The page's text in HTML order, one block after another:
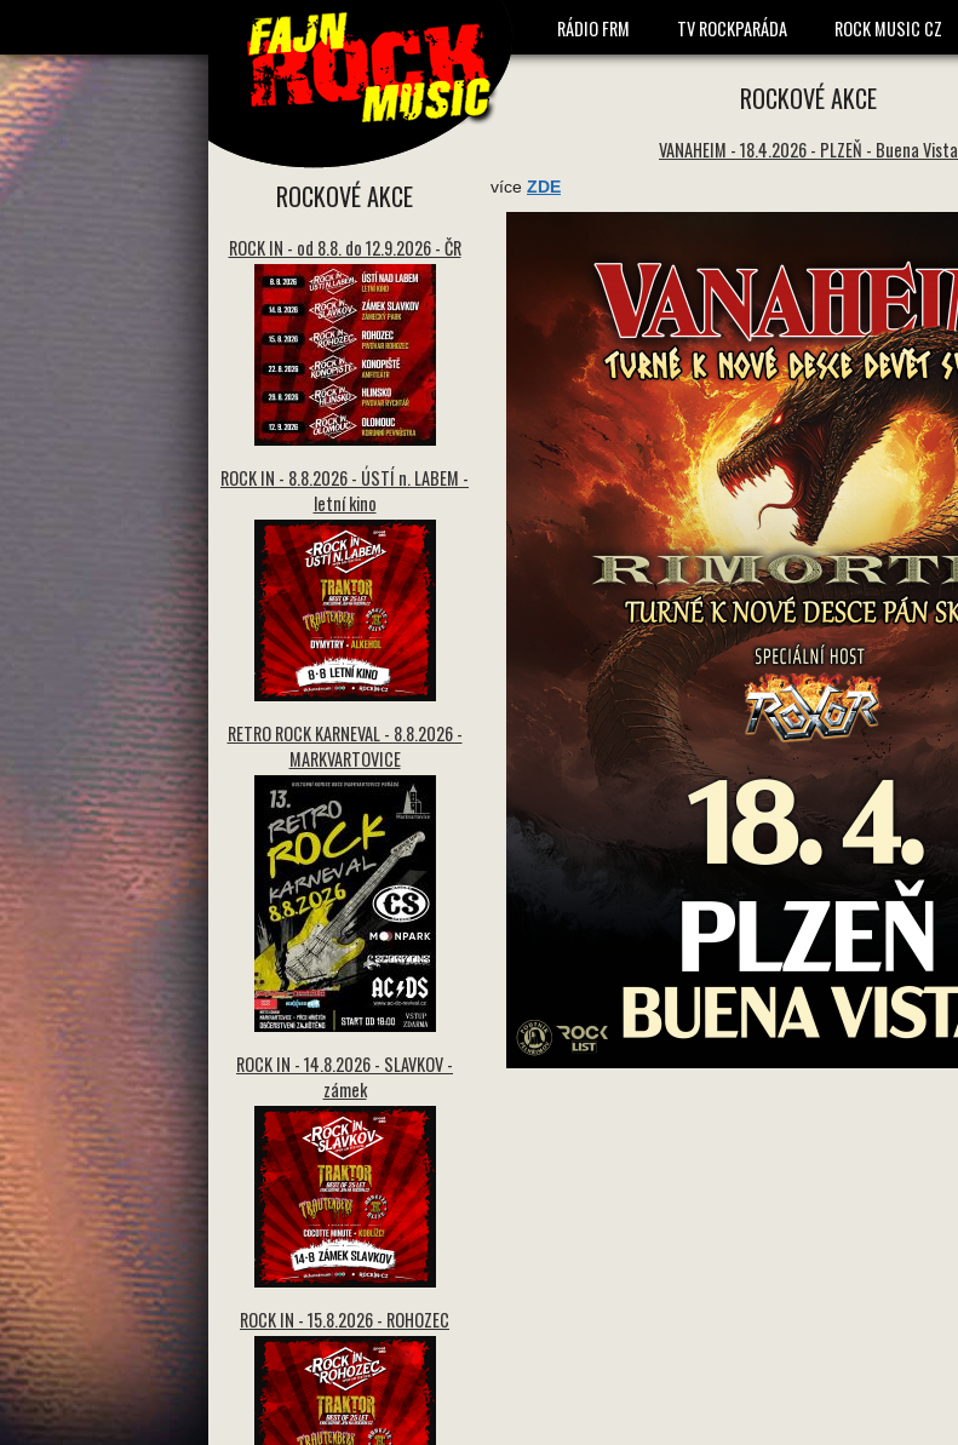
RÁDIO FRM TV ROCKPARÁDA ROCK MUSIC CZ
ROCKOVÉ AKCE
ROCK IN - od 8.8. do 12.9.2026 - ČR
ROCK IN - 8.8.2026 - ÚSTÍ n. LABEM -
letní kino
RETRO ROCK KARNEVAL - 8.8.2026 -
MARKVARTOVICE
ROCK IN - 14.8.2026 - SLAVKOV -
zámek
ROCK IN - 15.8.2026 - ROHOZEC
ROCKOVÉ AKCE
VANAHEIM - 18.4.2026 - PLZEŇ - Buena Vista
více ZDE